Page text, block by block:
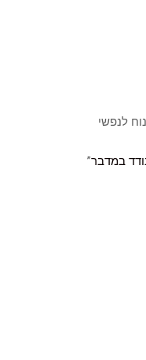
לנפשי
במדבר”